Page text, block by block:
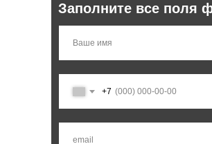
+7
Заполните все поля